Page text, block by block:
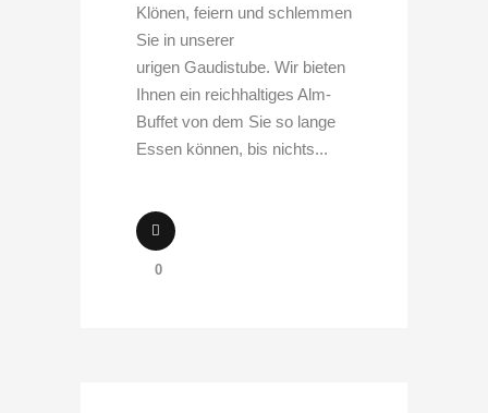
Klönen, feiern und schlemmen
Sie in unserer
urigen Gaudistube. Wir bieten
Ihnen ein reichhaltiges Alm-
Buffet von dem Sie so lange
Essen können, bis nichts...
0